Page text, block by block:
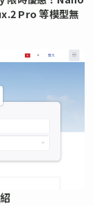
Pro 等模型無